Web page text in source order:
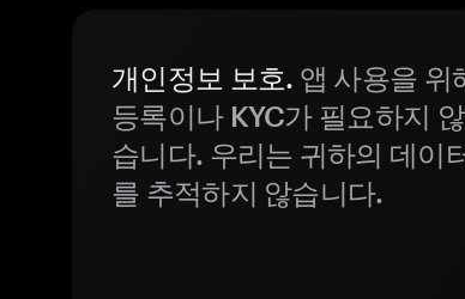
개인정보 보호. 앱 사용을 위
등록이나 KYC가 필요하지 않
습니다. 우리는 귀하의 데이
를 추적하지 않습니다.